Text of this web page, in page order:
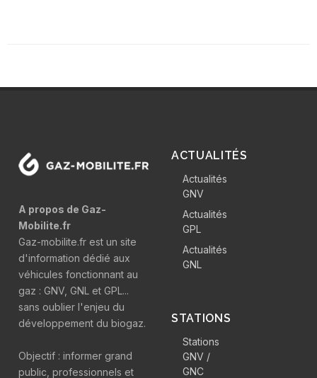
A propos de Gaz-
Mobilite.fr
Gaz-mobilite.fr est un site
d'information dédié aux
véhicules fonctionnant au
gaz : GNV, GNL et GPL...
sans oublier l'enjeu du
développement du biogaz.
Objectif : informer grand
public, professionnels et
ACTUALITÉS
Actualités
GNV
Actualités
GPL
Actualités
GNL
STATIONS
Stations
GNV /
GNC